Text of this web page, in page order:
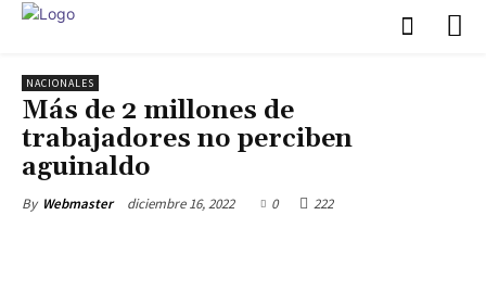
NACIONALES
Más de 2 millones de
trabajadores no perciben
aguinaldo
By Webmaster diciembre 16, 2022 0 222